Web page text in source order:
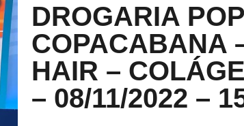
DROGARIA
COPACABANA
HAIR –
– 08/11/2022 –